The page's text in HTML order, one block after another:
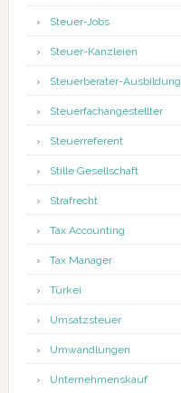
Steuer-Jobs
Steuer-Kanzleien
Steuerberater-Ausbildung
Steuerfachangestellter
Steuerreferent
Stille Gesellschaft
Strafrecht
Tax Accounting
Tax Manager
Türkei
Umsatzsteuer
Umwandlungen
Unternehmenskauf